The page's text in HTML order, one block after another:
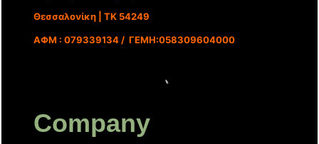
Θεσσαλονίκη | ΤΚ 54249
ΑΦΜ : 079339134 / ΓΕΜΗ:058309604000
Company